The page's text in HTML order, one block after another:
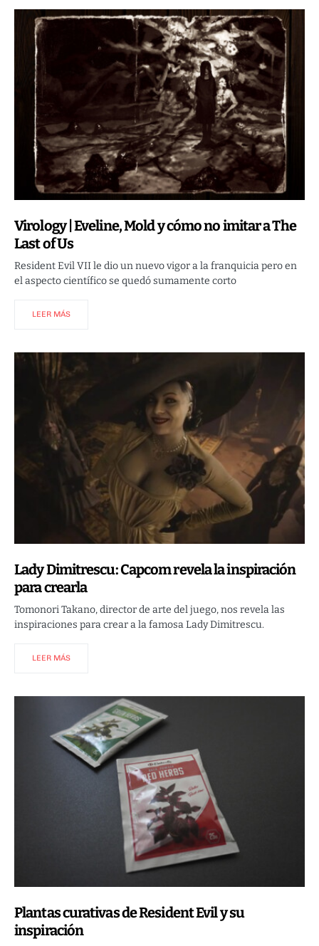
Virology | Eveline, Mold y cómo no imitar a The
Last of Us
Resident Evil VII le dio un nuevo vigor a la franquicia pero en
el aspecto científico se quedó sumamente corto
LEER MÁS
Lady Dimitrescu: Capcom revela la inspiración
para crearla
Tomonori Takano, director de arte del juego, nos revela las
inspiraciones para crear a la famosa Lady Dimitrescu.
LEER MÁS
Plantas curativas de Resident Evil y su
inspiración